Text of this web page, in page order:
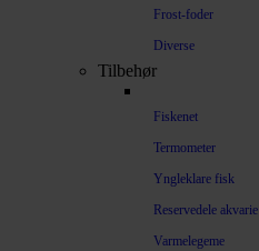
Frost-foder
Diverse
Tilbehør
Fiskenet
Termometer
Yngleklare fisk
Reservedele akvarie
Varmelegeme